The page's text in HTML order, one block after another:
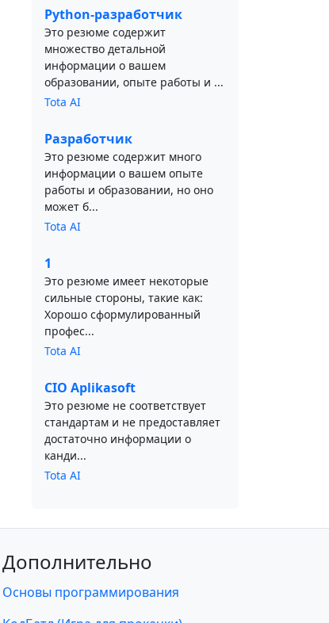
Python-разработчик
Это резюме содержит
множество детальной
информации о вашем
образовании, опыте работы и ...
Tota AI
Разработчик
Это резюме содержит много
информации о вашем опыте
работы и образовании, но оно
может б...
Tota AI
1
Это резюме имеет некоторые
сильные стороны, такие как:
Хорошо сформулированный
профес...
Tota AI
CIO Aplikasoft
Это резюме не соответствует
стандартам и не предоставляет
достаточно информации о
канди...
Tota AI
Дополнительно
Основы программирования